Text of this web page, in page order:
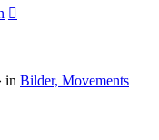
in Bilder, Movements